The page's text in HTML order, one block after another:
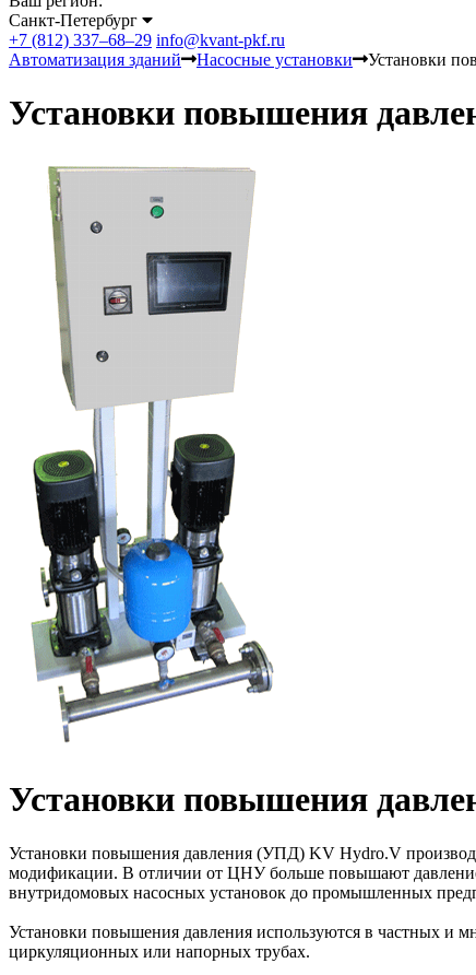
Санкт-Петербург
+7 (812) 337–68–29 info@kvant-pkf.ru
Автоматизация зданий
Насосные установки Установки
Установки повышения
Установки повышения
Установки повышения давления (УПД) KV Hydro.V
модификации. В отличии от ЦНУ больше повышают
внутридомовых насосных установок до промышленных
Установки повышения давления используются в частных и
циркуляционных или напорных трубах.